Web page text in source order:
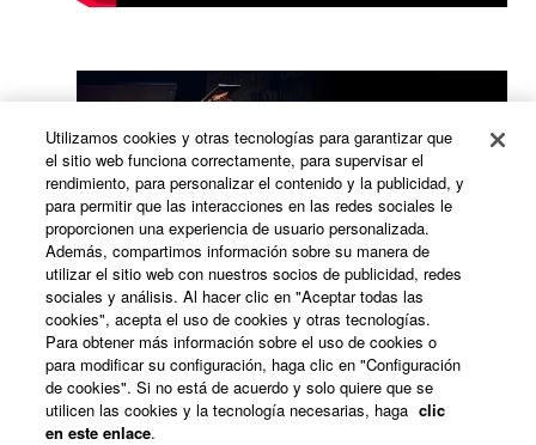
Concert Venues
Productos relacionados
Utilizamos cookies y otras tecnologías para garantizar que
el sitio web funciona correctamente, para supervisar el
rendimiento, para personalizar el contenido y la publicidad, y
para permitir que las interacciones en las redes sociales le
proporcionen una experiencia de usuario personalizada.
Además, compartimos información sobre su manera de
utilizar el sitio web con nuestros socios de publicidad, redes
sociales y análisis. Al hacer clic en "Aceptar todas las
cookies", acepta el uso de cookies y otras tecnologías.
Para obtener más información sobre el uso de cookies o
para modificar su configuración, haga clic en "Configuración
de cookies". Si no está de acuerdo y solo quiere que se
utilicen las cookies y la tecnología necesarias, haga clic
en este enlace.